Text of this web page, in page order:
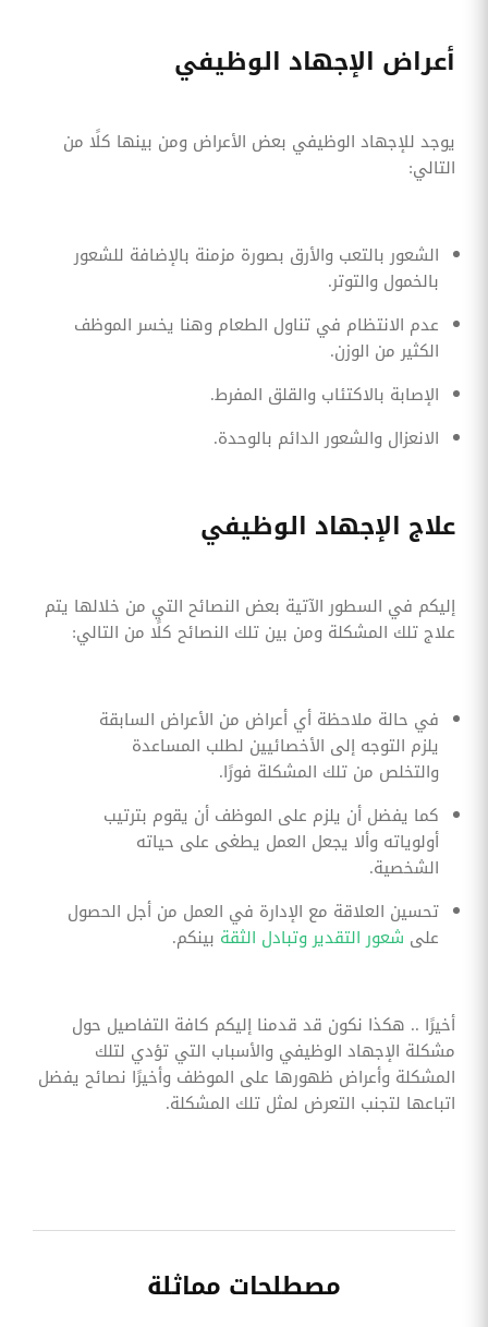
أعراض الإجهاد الوظيفي
يوجد للإجهاد الوظيفي بعض الأعراض ومن بينها كلًا من
التالي:
الشعور بالتعب والأرق بصورة مزمنة بالإضافة للشعور
بالخمول والتوتر.
عدم الانتظام في تناول الطعام وهنا يخسر الموظف
الكثير من الوزن.
الإصابة بالاكتئاب والقلق المفرط.
الانعزال والشعور الدائم بالوحدة.
علاج الإجهاد الوظيفي
إليكم في السطور الآتية بعض النصائح التي من خلالها يتم
علاج تلك المشكلة ومن بين تلك النصائح كلًا من التالي:
في حالة ملاحظة أي أعراض من الأعراض السابقة
يلزم التوجه إلى الأخصائيين لطلب المساعدة
والتخلص من تلك المشكلة فورًا.
كما يفضل أن يلزم على الموظف أن يقوم بترتيب
أولوياته وألا يجعل العمل يطغى على حياته
الشخصية.
تحسين العلاقة مع الإدارة في العمل من أجل الحصول
على شعور التقدير وتبادل الثقة بينكم.
أخيرًا .. هكذا نكون قد قدمنا إليكم كافة التفاصيل حول
مشكلة الإجهاد الوظيفي والأسباب التي تؤدي لتلك
المشكلة وأعراض ظهورها على الموظف وأخيرًا نصائح يفضل
اتباعها لتجنب التعرض لمثل تلك المشكلة.
مصطلحات مماثلة